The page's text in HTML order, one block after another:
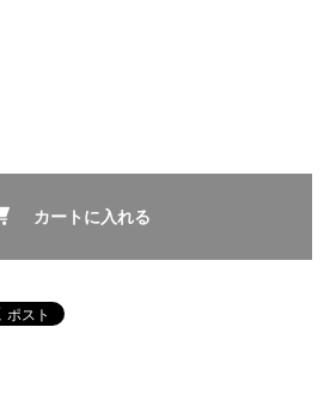
カートに入れる